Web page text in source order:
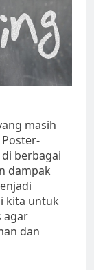
masih
berbagai
dampak
kita untuk
agar
dan